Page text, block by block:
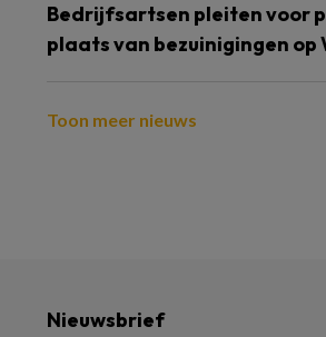
Bedrijfsartsen pleiten voor
plaats van bezuinigingen op
Toon meer nieuws
Nieuwsbrief